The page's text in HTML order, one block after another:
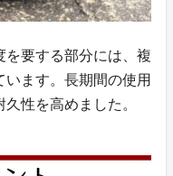
を要する部分には、複
ます。長期間の使用
性を高めました。